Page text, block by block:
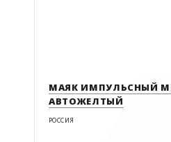
МАЯК ИМПУЛЬСНЫЙ
АВТОЖЕЛТЫЙ
РОССИЯ